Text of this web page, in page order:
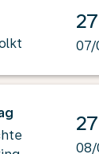
07/
08/